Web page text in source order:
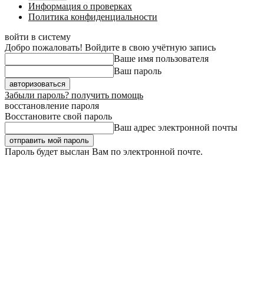
Информация о проверках
Политика конфиденциальности
войти в систему
Добро пожаловать! Войдите в свою учётную запись
Ваше имя пользователя
Ваш пароль
Забыли пароль? получить помощь
восстановление пароля
Восстановите свой пароль
Ваш адрес электронной почты
Пароль будет выслан Вам по электронной почте.